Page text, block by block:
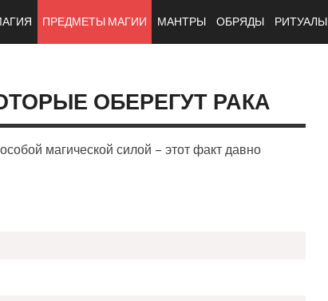
ПРЕДМЕТЫ МАГИИ МАНТРЫ ОБРЯДЫ РИТУАЛЫ
ОБЕРЕГУТ РАКА
магической силой – этот факт давно